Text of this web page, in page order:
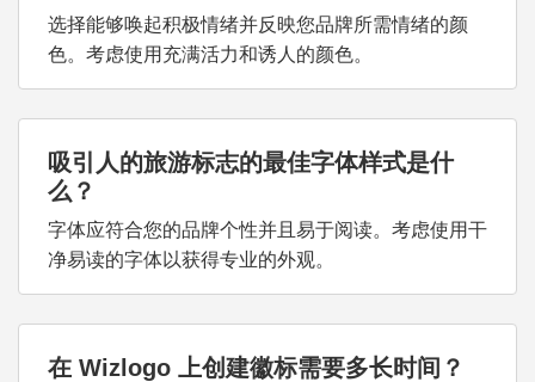
选择能够唤起积极情绪并反映您品牌所需情绪的颜
色。考虑使用充满活力和诱人的颜色。
吸引人的旅游标志的最佳字体样式是什
么？
字体应符合您的品牌个性并且易于阅读。考虑使用干
净易读的字体以获得专业的外观。
在 Wizlogo 上创建徽标需要多长时间？